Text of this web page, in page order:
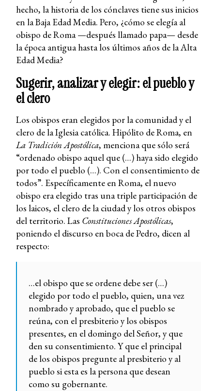
hecho, la historia de los cónclaves tiene sus inicios
en la Baja Edad Media. Pero, ¿cómo se elegía al
obispo de Roma —después llamado papa— desde
la época antigua hasta los últimos años de la Alta
Edad Media?
Sugerir, analizar y elegir: el pueblo y
el clero
Los obispos eran elegidos por la comunidad y el
clero de la Iglesia católica. Hipólito de Roma, en
La Tradición Apostólica, menciona que sólo será
“ordenado obispo aquel que (…) haya sido elegido
por todo el pueblo (…). Con el consentimiento de
todos”. Específicamente en Roma, el nuevo
obispo era elegido tras una triple participación de
los laicos, el clero de la ciudad y los otros obispos
del territorio. Las Constituciones Apostólicas,
poniendo el discurso en boca de Pedro, dicen al
respecto:
…el obispo que se ordene debe ser (…)
elegido por todo el pueblo, quien, una vez
nombrado y aprobado, que el pueblo se
reúna, con el presbiterio y los obispos
presentes, en el domingo del Señor, y que
den su consentimiento. Y que el principal
de los obispos pregunte al presbiterio y al
pueblo si esta es la persona que desean
como su gobernante.